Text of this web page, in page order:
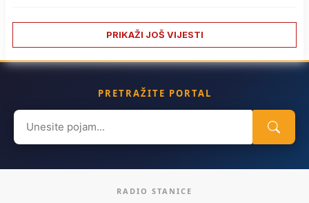
PRIKAŽI JOŠ VIJESTI
PRETRAŽITE PORTAL
Search
for:
RADIO STANICE